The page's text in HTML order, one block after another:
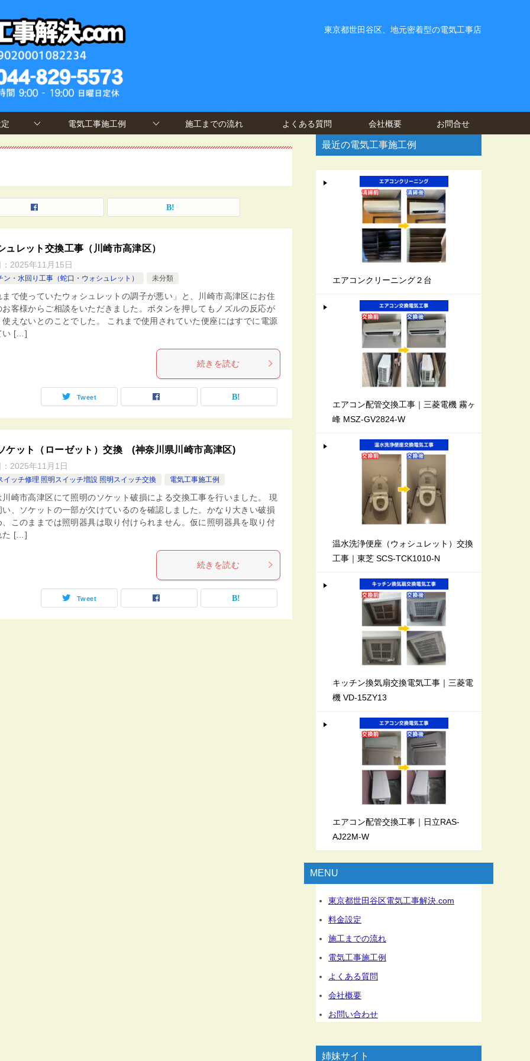
東京都世田谷区、地元密着型の電気工事店
電気工事施工例 施工までの流れ よくある質問 会社概要 お問合せ
ュレット交換工事（川崎市高津区）
2025年11月15日
ン・水回り工事（蛇口・ウォシュレット） 未分類
まで使っていたウォシュレットの調子が悪い」と、川崎市高津区にお住
お客様からご相談をいただきました。ボタンを押してもノズルの反応が
使えないとのことでした。 これまで使用されていた便座にはすでに電源
い […]
続きを読む
Tweet
ケット（ローゼット）交換 (神奈川県川崎市高津区)
2025年11月1日
イッチ修理 照明スイッチ増設 照明スイッチ交換 電気工事施工例
川崎市高津区にて照明のソケット破損による交換工事を行いました。 現
い、ソケットの一部が欠けているのを確認しました。かなり大きい破損
、このままでは照明器具は取り付けられません。仮に照明器具を取り付
た […]
続きを読む
Tweet
最近の電気工事施工例
エアコンクリーニング２台
エアコン配管交換工事｜三菱電機 霧ヶ
峰 MSZ-GV2824-W
温水洗浄便座（ウォシュレット）交換
工事｜東芝 SCS-TCK1010-N
キッチン換気扇交換電気工事｜三菱電
機 VD-15ZY13
エアコン配管交換工事｜日立RAS-
AJ22M-W
MENU
東京都世田谷区電気工事解決.com
料金設定
施工までの流れ
電気工事施工例
よくある質問
会社概要
お問い合わせ
姉妹サイト